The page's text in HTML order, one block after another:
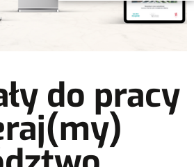
do pracy